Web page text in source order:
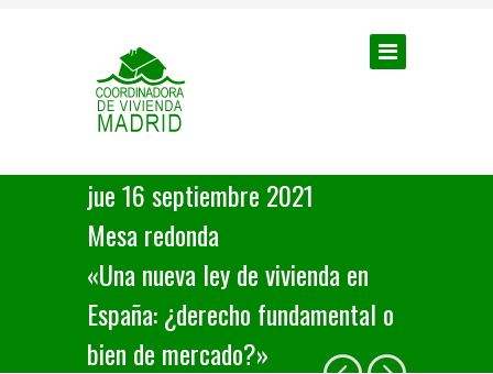
jue 16 septiembre 2021
Mesa redonda
«Una nueva ley de vivienda en
España: ¿derecho fundamental o
bien de mercado?»